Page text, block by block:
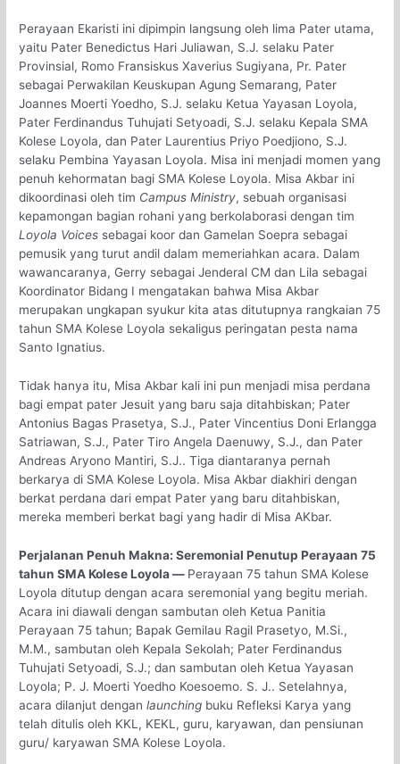
Perayaan Ekaristi ini dipimpin langsung oleh lima Pater utama,
yaitu Pater Benedictus Hari Juliawan, S.J. selaku Pater
Provinsial, Romo Fransiskus Xaverius Sugiyana, Pr. Pater
sebagai Perwakilan Keuskupan Agung Semarang, Pater
Joannes Moerti Yoedho, S.J. selaku Ketua Yayasan Loyola,
Pater Ferdinandus Tuhujati Setyoadi, S.J. selaku Kepala SMA
Kolese Loyola, dan Pater Laurentius Priyo Poedjiono, S.J.
selaku Pembina Yayasan Loyola. Misa ini menjadi momen yang
penuh kehormatan bagi SMA Kolese Loyola. Misa Akbar ini
dikoordinasi oleh tim Campus Ministry, sebuah organisasi
kepamongan bagian rohani yang berkolaborasi dengan tim
Loyola Voices sebagai koor dan Gamelan Soepra sebagai
pemusik yang turut andil dalam memeriahkan acara. Dalam
wawancaranya, Gerry sebagai Jenderal CM dan Lila sebagai
Koordinator Bidang I mengatakan bahwa Misa Akbar
merupakan ungkapan syukur kita atas ditutupnya rangkaian 75
tahun SMA Kolese Loyola sekaligus peringatan pesta nama
Santo Ignatius.
Tidak hanya itu, Misa Akbar kali ini pun menjadi misa perdana
bagi empat pater Jesuit yang baru saja ditahbiskan; Pater
Antonius Bagas Prasetya, S.J., Pater Vincentius Doni Erlangga
Satriawan, S.J., Pater Tiro Angela Daenuwy, S.J., dan Pater
Andreas Aryono Mantiri, S.J.. Tiga diantaranya pernah
berkarya di SMA Kolese Loyola. Misa Akbar diakhiri dengan
berkat perdana dari empat Pater yang baru ditahbiskan,
mereka memberi berkat bagi yang hadir di Misa AKbar.
Perjalanan Penuh Makna: Seremonial Penutup Perayaan 75
tahun SMA Kolese Loyola — Perayaan 75 tahun SMA Kolese
Loyola ditutup dengan acara seremonial yang begitu meriah.
Acara ini diawali dengan sambutan oleh Ketua Panitia
Perayaan 75 tahun; Bapak Gemilau Ragil Prasetyo, M.Si.,
M.M., sambutan oleh Kepala Sekolah; Pater Ferdinandus
Tuhujati Setyoadi, S.J.; dan sambutan oleh Ketua Yayasan
Loyola; P. J. Moerti Yoedho Koesoemo. S. J.. Setelahnya,
acara dilanjut denganlaunching buku Refleksi Karya yang
telah ditulis oleh KKL, KEKL, guru, karyawan, dan pensiunan
guru/ karyawan SMA Kolese Loyola.